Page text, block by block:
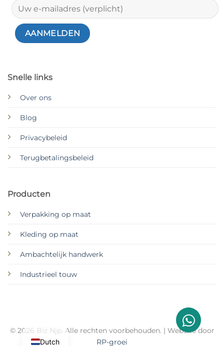
Snelle links
Over ons
Blog
Privacybeleid
Terugbetalingsbeleid
Producten
Verpakking op maat
Kleding op maat
Ambachtelijk handwerk
Industrieel touw
© 2026 Biz Njp. Alle rechten voorbehouden. | Website door
RP-groei
Dutch